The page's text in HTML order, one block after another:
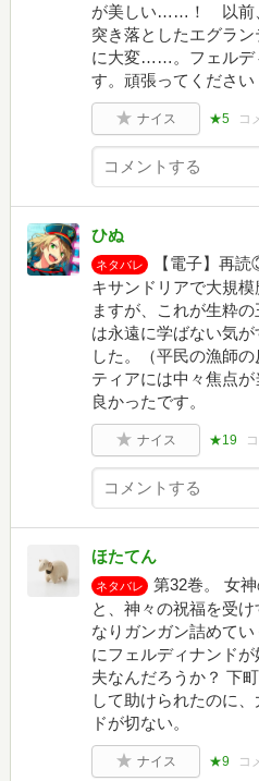
が美しい……！ 以前、
突き落としたエグラ
に大変……。フェルデ
す。頑張ってください
ナイス ★5 コ
ひぬ
ネタバレ
【電子】再
キサンドリアで大規
ますが、これが生粋
は永遠に学ばない気
した。（平民の漁師
ティアには中々焦点
良かったです。
ナイス ★19
ほたてん
ネタバレ
第32巻。 女
と、神々の祝福を受
なりガンガン詰めて
にフェルディナンド
夫なんだろうか？ 下
して助けられたのに
ドが切ない。
ナイス ★9 コ